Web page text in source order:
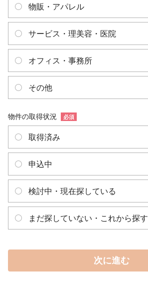
物販・アパレル
サービス・理美容・医院
オフィス・事務所
その他
物件の取得状況 必須
取得済み
申込中
検討中・現在探している
まだ探していない・これから探す